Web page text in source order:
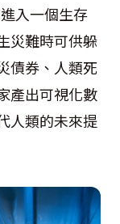
入一個生存
災難時可供躲
債券、人類死
產出可視化數
人類的未來提